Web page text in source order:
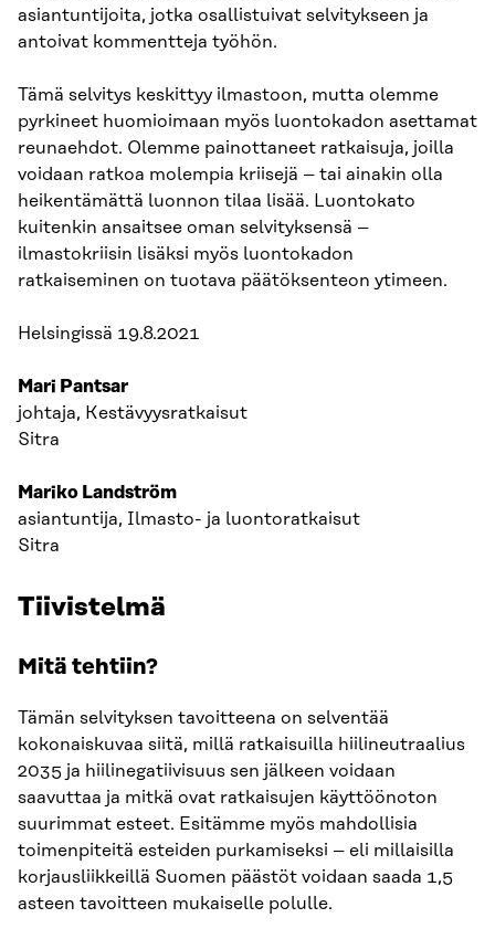
asiantuntijoita, jotka osallistuivat selvitykseen ja
antoivat kommentteja työhön.
Tämä selvitys keskittyy ilmastoon, mutta olemme
pyrkineet huomioimaan myös luontokadon asettamat
reunaehdot. Olemme painottaneet ratkaisuja, joilla
voidaan ratkoa molempia kriisejä – tai ainakin olla
heikentämättä luonnon tilaa lisää. Luontokato
kuitenkin ansaitsee oman selvityksensä –
ilmastokriisin lisäksi myös luontokadon
ratkaiseminen on tuotava päätöksenteon ytimeen.
Helsingissä 19.8.2021
Mari Pantsar
johtaja, Kestävyysratkaisut
Sitra
Mariko Landström
asiantuntija, Ilmasto- ja luontoratkaisut
Sitra
Tiivistelmä
Mitä tehtiin?
Tämän selvityksen tavoitteena on selventää
kokonaiskuvaa siitä, millä ratkaisuilla hiilineutraalius
2035 ja hiilinegatiivisuus sen jälkeen voidaan
saavuttaa ja mitkä ovat ratkaisujen käyttöönoton
suurimmat esteet. Esitämme myös mahdollisia
toimenpiteitä esteiden purkamiseksi – eli millaisilla
korjausliikkeillä Suomen päästöt voidaan saada 1,5
asteen tavoitteen mukaiselle polulle.